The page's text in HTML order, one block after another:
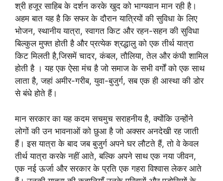
श्री हजूर साहिब के दर्शन करके खुद को भाग्यवान मान रही है।
अहम बात यह है कि सफर के दौरान यात्रियों की सुविधा के लिए
भोजन, स्थानीय यात्रा, स्वागत किट और रहन-सहन की सुविधा
बिल्कुल मुफ्त होती है और प्रत्येक श्रद्धालु को एक तीर्थ यात्रा
किट मिलती है,जिसमें चादर, कंबल, तौलिया, तेल और कंघी शामिल
होती है । यह एक ऐसा मंच है जो समाज के सभी वर्गों को एक साथ
लाता है, जहां अमीर-गरीब, युवा-बुजुर्ग, सब एक ही आस्था की डोर
से बंधे होते हैं।
मान सरकार का यह कदम सचमुच सराहनीय है, क्योंकि उन्होंने
लोगों की उन भावनाओं को छुआ है जो अक्सर अनदेखी रह जाती
हैं। इस यात्रा के बाद जब बुजुर्ग अपने घर लौटते हैं, तो वे केवल
तीर्थ यात्रा करके नहीं आते, बल्कि अपने साथ एक नया जीवन,
एक नई ऊर्जा और सरकार के प्रति एक गहरा विश्वास लेकर आते